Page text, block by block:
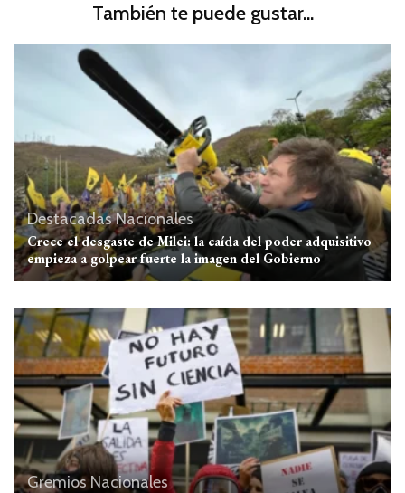
También te puede gustar...
DestacadasNacionales
Crece el desgaste de Milei: la caída del poder adquisitivo
empieza a golpear fuerte la imagen del Gobierno
Gremios Nacionales